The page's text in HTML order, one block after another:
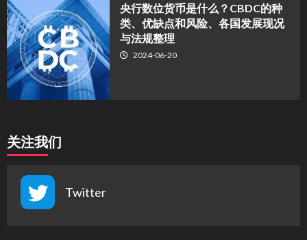
央行数位货币是什么？CBDC的种
类、优缺点和风险、各国发展现况
与法规整理
2024-06-20
关注我们
Twitter